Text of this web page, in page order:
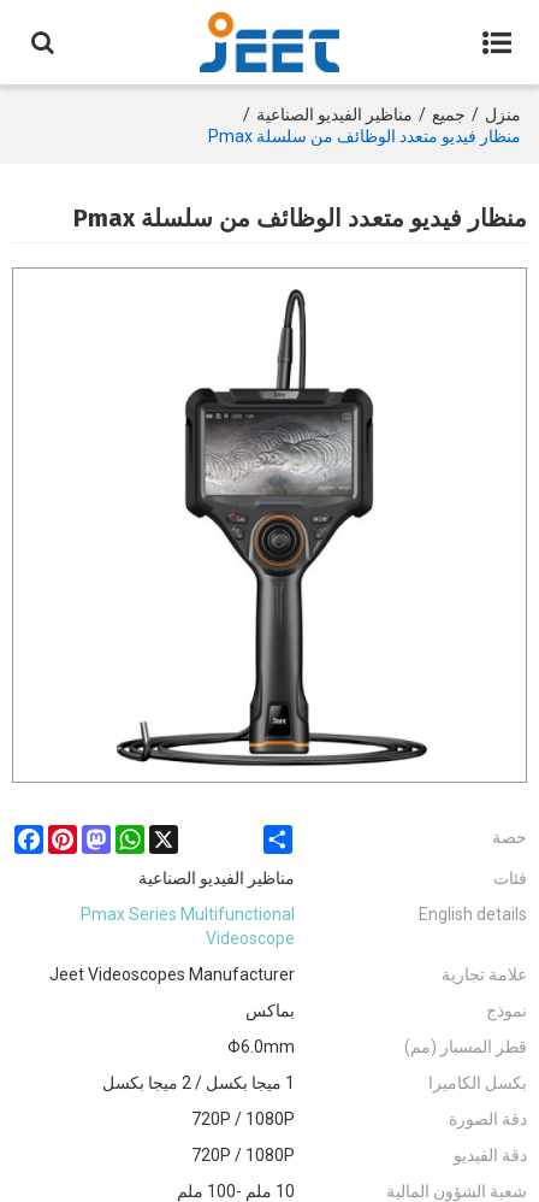
منزل / جميع / مناظير الفيديو الصناعية /
منظار فيديو متعدد الوظائف من سلسلة Pmax
منظار فيديو متعدد الوظائف من سلسلة Pmax
حصة Share
Pinterest
Mastodon
WhatsApp X
فئات
مناظير الفيديو الصناعية
English details
Pmax Series Multifunctional
Videoscope
علامة تجارية
Jeet Videoscopes Manufacturer
نموذج
بماكس
قطر المسبار (مم)
Φ6.0mm
بكسل الكاميرا
1 ميجا بكسل / 2 ميجا بكسل
دقة الصورة
720P / 1080P
دقة الفيديو
720P / 1080P
شعبة الشؤون المالية
10 ملم -100 ملم